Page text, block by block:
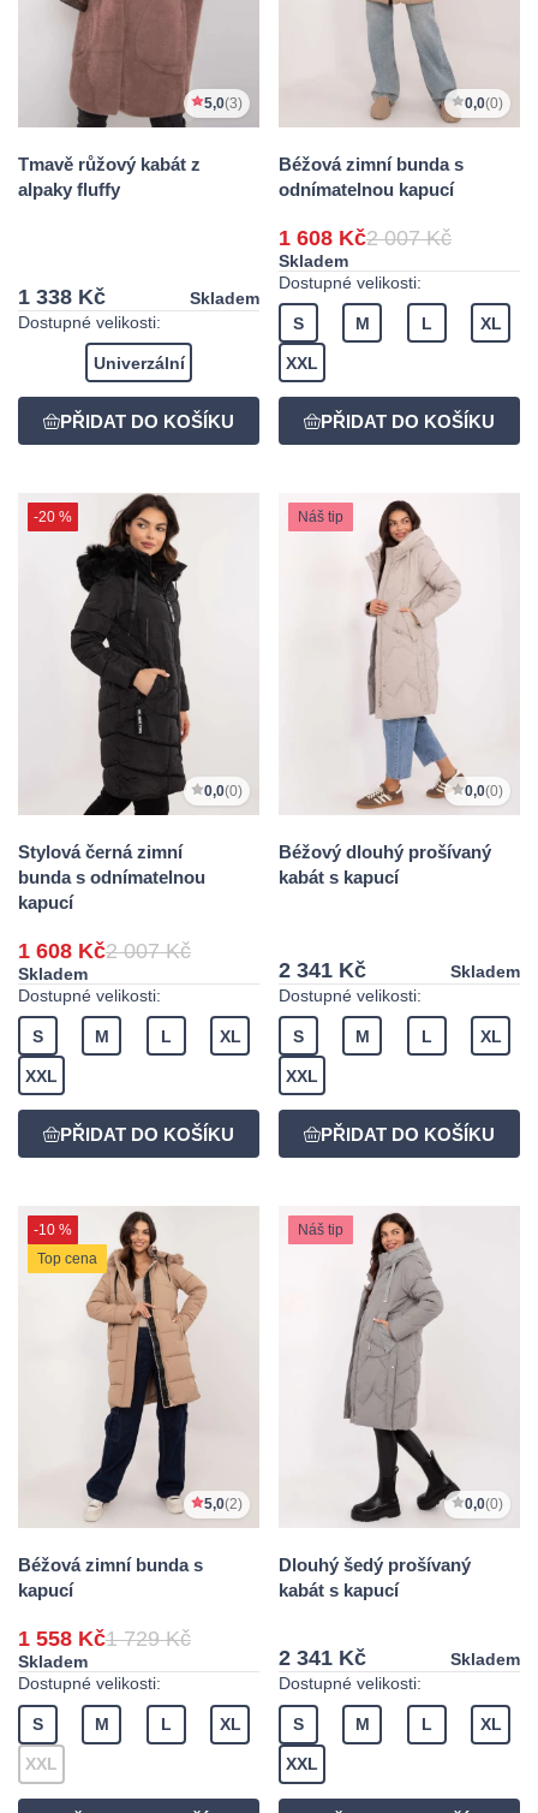
5,0(3)
Tmavě růžový kabát z
alpaky fluffy
1 338 Kč
Skladem
Dostupné velikosti:
Univerzální
0,0(0)
Béžová zimní bunda s
odnímatelnou kapucí
1 608 Kč2 007 Kč
Skladem
Dostupné velikosti:
S M L XL
XXL
-20 %
0,0(0)
Stylová černá zimní
bunda s odnímatelnou
kapucí
1 608 Kč2 007 Kč
Skladem
Dostupné velikosti:
S M L XL
XXL
Náš tip
0,0(0)
Béžový dlouhý prošívaný
kabát s kapucí
2 341 Kč
Skladem
Dostupné velikosti:
S M L XL
XXL
-10 %
Top cena
5,0(2)
Béžová zimní bunda s
kapucí
1 558 Kč1 729 Kč
Skladem
Dostupné velikosti:
S M L XL
XXL
Náš tip
0,0(0)
Dlouhý šedý prošívaný
kabát s kapucí
2 341 Kč
Skladem
Dostupné velikosti:
S M L XL
XXL